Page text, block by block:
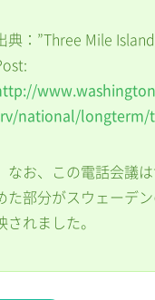
典：”Three Mile
national/
なお、この電話会議
た部分がスウェーデ
されました。